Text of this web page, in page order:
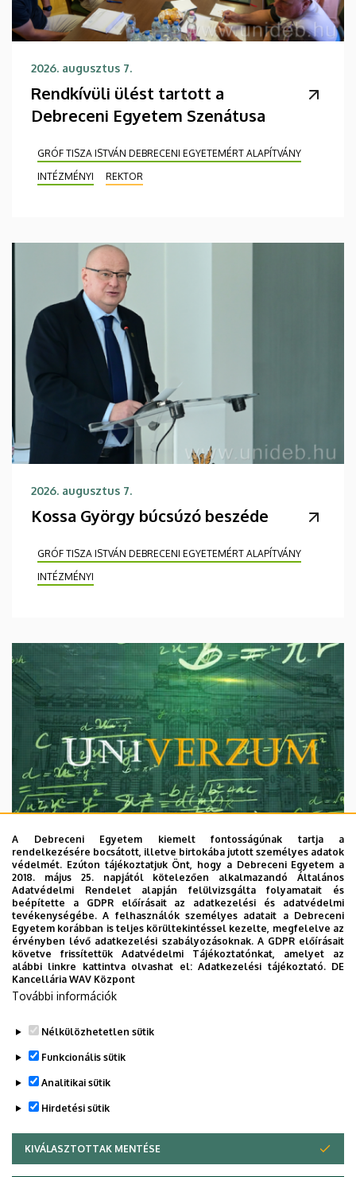
2026. augusztus 7.
Rendkívüli ülést tartott a
Debreceni Egyetem Szenátusa
GRÓF TISZA ISTVÁN DEBRECENI EGYETEMÉRT ALAPÍTVÁNY
INTÉZMÉNYI
REKTOR
2026. augusztus 7.
Kossa György búcsúzó beszéde
GRÓF TISZA ISTVÁN DEBRECENI EGYETEMÉRT ALAPÍTVÁNY
INTÉZMÉNYI
2026. augusztus 7.
Univerzum: A Debreceni Egyetem
titkos receptjei
KUTATÁS TUDOMÁNY
A Debreceni Egyetem kiemelt fontosságúnak tartja a
rendelkezésére bocsátott, illetve birtokába jutott személyes adatok
védelmét. Ezúton tájékoztatjuk Önt, hogy a Debreceni Egyetem a
2018. május 25. napjától kötelezően alkalmazandó Általános
Adatvédelmi Rendelet alapján felülvizsgálta folyamatait és
beépítette a GDPR előírásait az adatkezelési és adatvédelmi
tevékenységébe. A felhasználók személyes adatait a Debreceni
Egyetem korábban is teljes körültekintéssel kezelte, megfelelve az
érvényben lévő adatkezelési szabályozásoknak. A GDPR előírásait
követve frissítettük Adatvédelmi Tájékoztatónkat, amelyet az
alábbi linkre kattintva olvashat el:Adatkezelési tájékoztató. DE
Kancellária WAV Központ
További információk
Nélkülözhetetlen sütik
Funkcionális sütik
Analitikai sütik
Hirdetési sütik
KIVÁLASZTOTTAK MENTÉSE
WITHDRAW CONSENT